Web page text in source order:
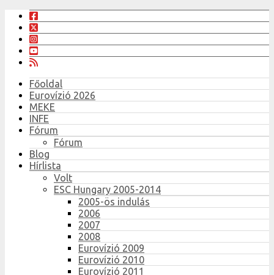
Főoldal
Eurovízió 2026
MEKE
INFE
Fórum
Fórum
Blog
Hírlista
Volt
ESC Hungary 2005-2014
2005-ös indulás
2006
2007
2008
Eurovízió 2009
Eurovízió 2010
Eurovízió 2011